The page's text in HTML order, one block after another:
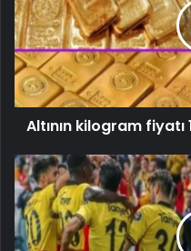
Altının kilogram fiyatı